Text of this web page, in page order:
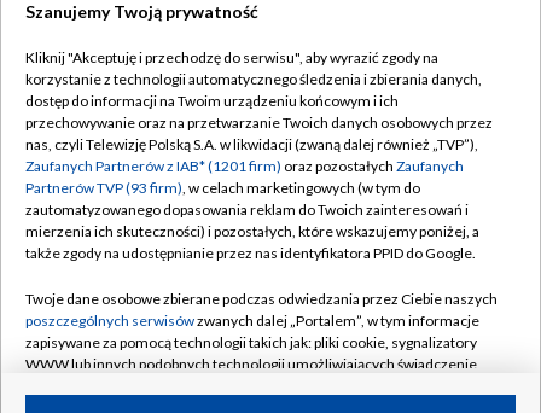
TVP
Abonament TVP
Sklep TVP
Biuro Reklamy
Oferta Handlowa
Emisja w TVP
Rada Programowa
Ogłoszenia przetargowe
Regulamin TVP
Polityka prywatności
Moje zgody
Biuro reklamy
Kanały
Szanujemy Twoją prywatność
Kliknij "Akceptuję i przechodzę do serwisu", aby wyrazić zgody na
korzystanie z technologii automatycznego śledzenia i zbierania danych,
dostęp do informacji na Twoim urządzeniu końcowym i ich
przechowywanie oraz na przetwarzanie Twoich danych osobowych przez
nas, czyli Telewizję Polską S.A. w likwidacji (zwaną dalej również „TVP”),
Zaufanych Partnerów z IAB* (1201 firm) oraz pozostałych Zaufanych
Partnerów TVP (93 firm), w celach marketingowych (w tym do
zautomatyzowanego dopasowania reklam do Twoich zainteresowań i
mierzenia ich skuteczności) i pozostałych, które wskazujemy poniżej, a
także zgody na udostępnianie przez nas identyfikatora PPID do Google.
Twoje dane osobowe zbierane podczas odwiedzania przez Ciebie naszych
poszczególnych serwisówzwanych dalej „Portalem”, w tym informacje
zapisywane za pomocą technologii takich jak: pliki cookie, sygnalizatory
WWW lub innych podobnych technologii umożliwiających świadczenie